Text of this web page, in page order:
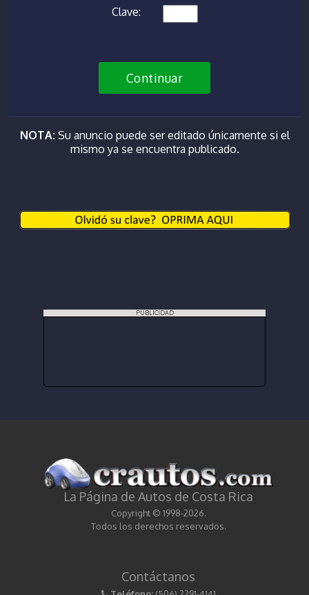
Clave:
Continuar
NOTA: Su anuncio puede ser editado únicamente si el
mismo ya se encuentra publicado.
PUBLICIDAD
La Página de Autos de Costa Rica
Copyright © 1998-2026.
Todos los derechos reservados.
Contáctanos